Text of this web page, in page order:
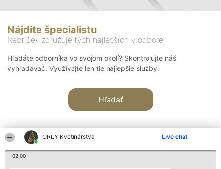
ORLY Kvetinárstva Live chat
02:00
Nájdite špecialistu
Rebríček združuje tých najlepších v odbore
Hľadáte odborníka vo svojom okolí? Skontrolujte náš
vyhľadávač. Využívajte len tie najlepšie služby.
Hľadať